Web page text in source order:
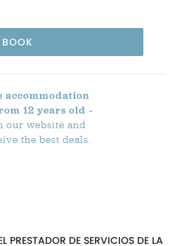
BOOK
accommodation
12 years old ~
our website and
the best deals.
PRESTADOR DE SERVICIOS DE LA